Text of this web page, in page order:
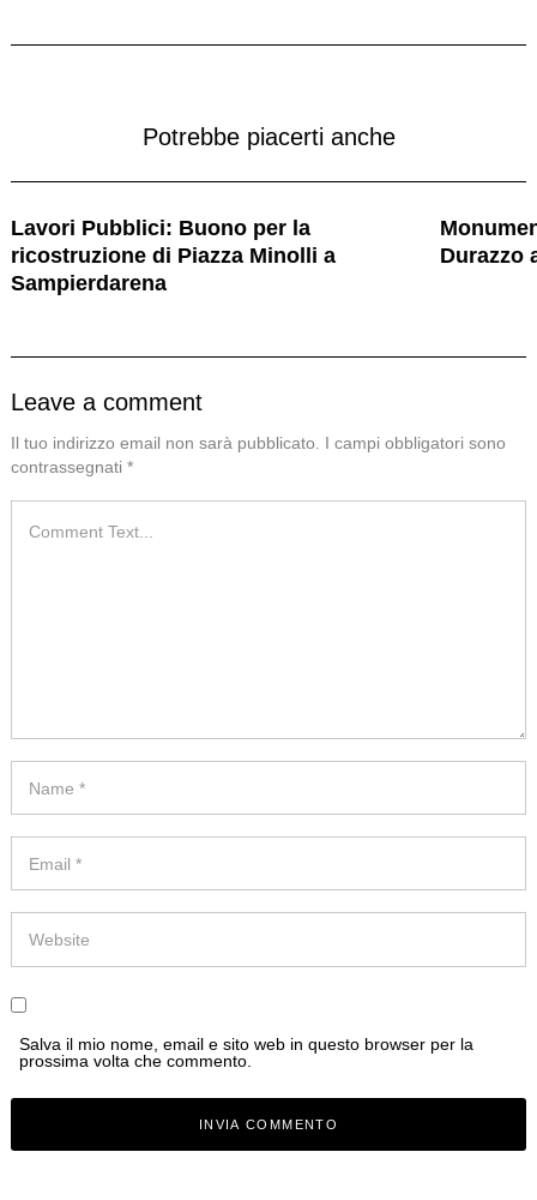
Potrebbe piacerti anche
Lavori Pubblici: Buono per la
ricostruzione di Piazza Minolli a
Sampierdarena
Durazzo
Leave a comment
Il tuo indirizzo email non sarà pubblicato. I campi obbligatori sono
contrassegnati *
Salva il mio nome, email e sito web in questo browser per la
prossima volta che commento.